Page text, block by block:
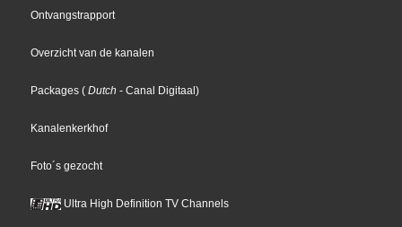
Ontvangstrapport
Overzicht van de kanalen
Packages ( Dutch - Canal Digitaal)
Kanalenkerkhof
Foto´s gezocht
Ultra High Definition TV Channels